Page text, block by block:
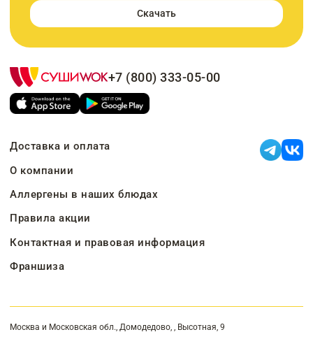
Скачать
+7 (800) 333-05-00
Доставка и оплата
О компании
Аллергены в наших блюдах
Правила акции
Контактная и правовая информация
Франшиза
Москва и Московская обл., Домодедово, , Высотная, 9